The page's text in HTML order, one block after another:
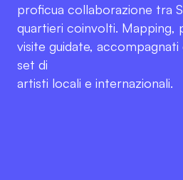
proficua collaborazione tra
quartieri coinvolti. Mapping,
visite guidate, accompagnati
set di
artisti locali e internazionali.